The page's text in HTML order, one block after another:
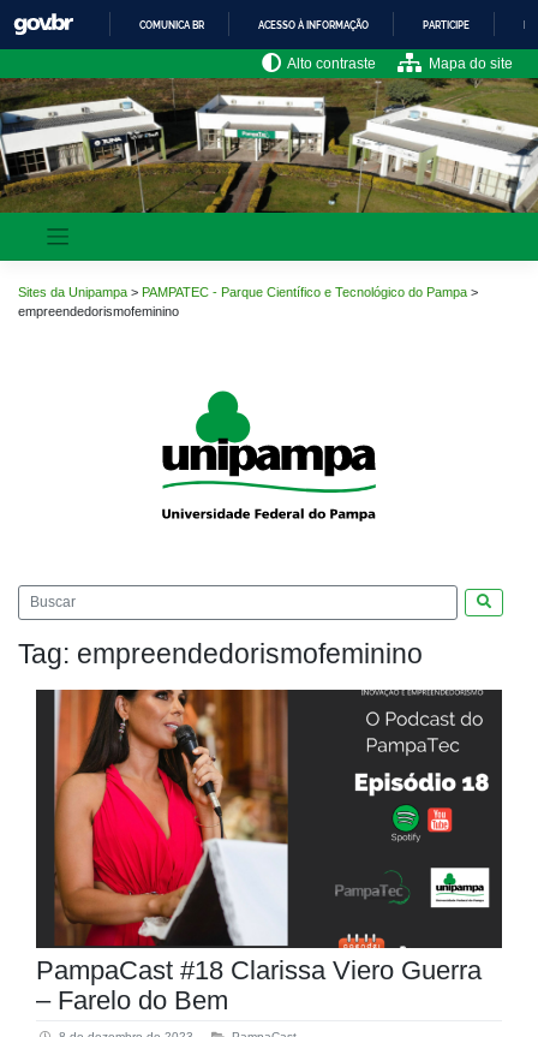
para
o
conteúdo
IR
PARA
O
CONTEÚDO
COMUNICA BR ACESSO À INFORMAÇÃO PARTICIPE
Alto contraste Mapa do site
Sites da Unipampa > PAMPATEC - Parque Científico e Tecnológico do Pampa >
empreendedorismofeminino
Tag: empreendedorismofeminino
PampaCast #18 Clarissa Viero Guerra
– Farelo do Bem